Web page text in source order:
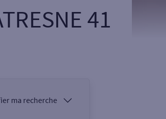
41
ma recherche